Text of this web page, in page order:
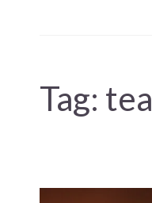
Tag: tea